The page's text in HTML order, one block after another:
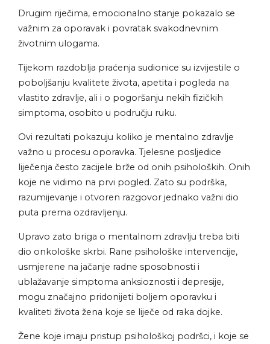
Drugim riječima, emocionalno stanje pokazalo se
važnim za oporavak i povratak svakodnevnim
životnim ulogama.
Tijekom razdoblja praćenja sudionice su izvijestile o
poboljšanju kvalitete života, apetita i pogleda na
vlastito zdravlje, ali i o pogoršanju nekih fizičkih
simptoma, osobito u području ruku.
Ovi rezultati pokazuju koliko je mentalno zdravlje
važno u procesu oporavka. Tjelesne posljedice
liječenja često zacijele brže od onih psiholoških. Onih
koje ne vidimo na prvi pogled. Zato su podrška,
razumijevanje i otvoren razgovor jednako važni dio
puta prema ozdravljenju.
Upravo zato briga o mentalnom zdravlju treba biti
dio onkološke skrbi. Rane psihološke intervencije,
usmjerene na jačanje radne sposobnosti i
ublažavanje simptoma anksioznosti i depresije,
mogu značajno pridonijeti boljem oporavku i
kvaliteti života žena koje se liječe od raka dojke.
Žene koje imaju pristup psihološkoj podršci, i koje se